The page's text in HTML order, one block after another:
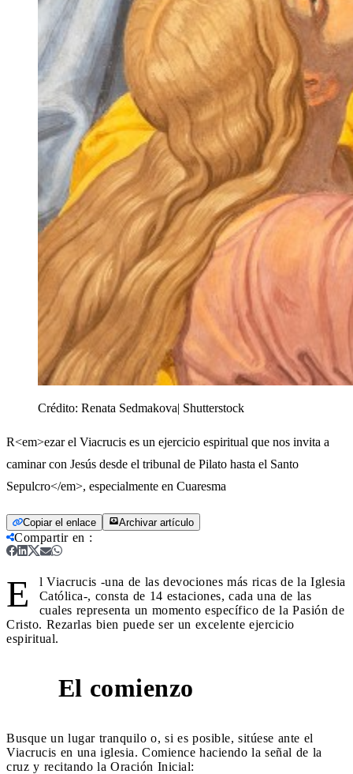
Crédito: Renata Sedmakova| Shutterstock
R<em>ezar el Viacrucis es un ejercicio espiritual que nos invita a
caminar con Jesús desde el tribunal de Pilato hasta el Santo
Sepulcro</em>, especialmente en Cuaresma
Copiar el enlace Archivar artículo
Compartir en :
E
l Viacrucis -una de las devociones más ricas de la Iglesia
Católica-, consta de 14 estaciones, cada una de las
cuales representa un momento específico de la Pasión de
Cristo. Rezarlas bien puede ser un excelente ejercicio
espiritual.
El comienzo
Busque un lugar tranquilo o, si es posible, sitúese ante el
Viacrucis en una iglesia. Comience haciendo la señal de la
cruz y recitando la Oración Inicial: